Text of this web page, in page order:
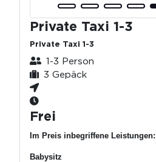
Private Taxi 1-3
Private Taxi 1-3
1-3 Person
3 Gepäck
Frei
Im Preis inbegriffene Leistungen:
Babysitz